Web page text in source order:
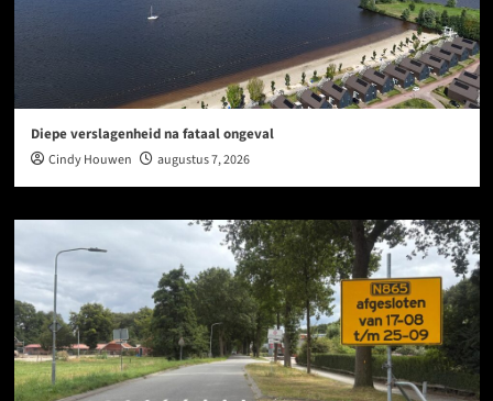
Diepe verslagenheid na fataal ongeval
Cindy Houwen augustus 7, 2026